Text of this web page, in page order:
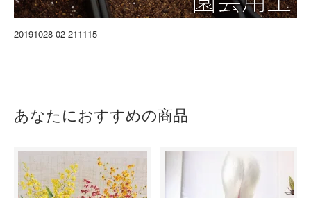
20191028-02-211115
あなたにおすすめの商品